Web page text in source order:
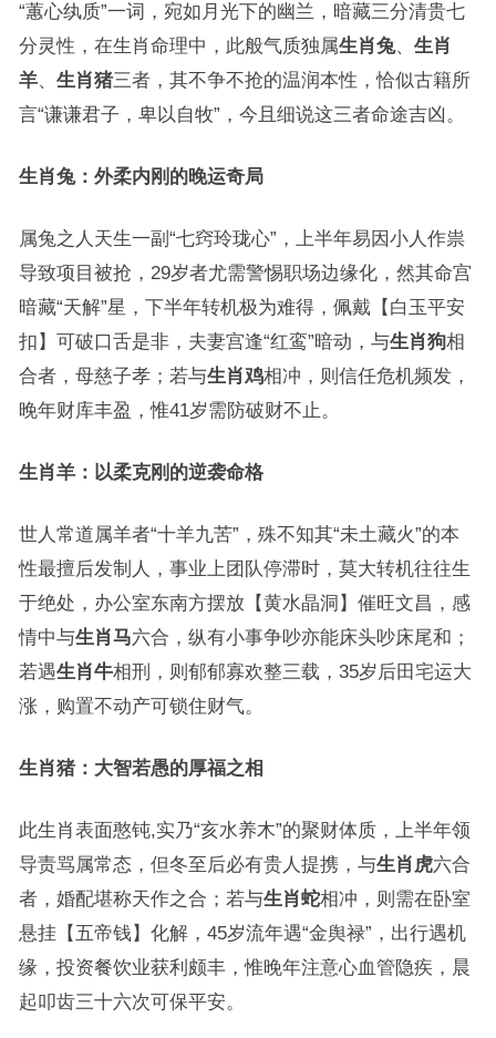
“蕙心纨质”一词，宛如月光下的幽兰，暗藏三分清贵七
分灵性，在生肖命理中，此般气质独属生肖兔、 生肖
羊、 生肖猪三者，其不争不抢的温润本性，恰似古籍所
言“谦谦君子，卑以自牧”，今且细说这三者命途吉凶。
生肖兔：外柔内刚的晚运奇局
属兔之人天生一副“七窍玲珑心”，上半年易因小人作祟
导致项目被抢，29岁者尤需警惕职场边缘化，然其命宫
暗藏“天解”星，下半年转机极为难得，佩戴【白玉平安
扣】可破口舌是非，夫妻宫逢“红鸾”暗动，与生肖狗相
合者，母慈子孝；若与生肖鸡相冲，则信任危机频发，
晚年财库丰盈，惟41岁需防破财不止。
生肖羊：以柔克刚的逆袭命格
世人常道属羊者“十羊九苦”，殊不知其“未土藏火”的本
性最擅后发制人，事业上团队停滞时，莫大转机往往生
于绝处，办公室东南方摆放【黄水晶洞】催旺文昌，感
情中与生肖马六合，纵有小事争吵亦能床头吵床尾和；
若遇生肖牛相刑，则郁郁寡欢整三载，35岁后田宅运大
涨，购置不动产可锁住财气。
生肖猪：大智若愚的厚福之相
此生肖表面憨钝,实乃“亥水养木”的聚财体质，上半年领
导责骂属常态，但冬至后必有贵人提携，与生肖虎六合
者，婚配堪称天作之合；若与生肖蛇相冲，则需在卧室
悬挂【五帝钱】化解，45岁流年遇“金舆禄”，出行遇机
缘，投资餐饮业获利颇丰，惟晚年注意心血管隐疾，晨
起叩齿三十六次可保平安。